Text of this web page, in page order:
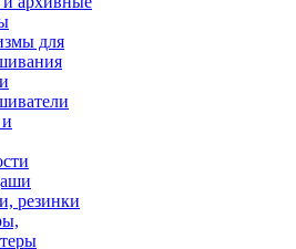
для
резинки